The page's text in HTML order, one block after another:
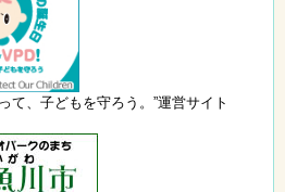
て、子どもを守ろう。”運営サイト